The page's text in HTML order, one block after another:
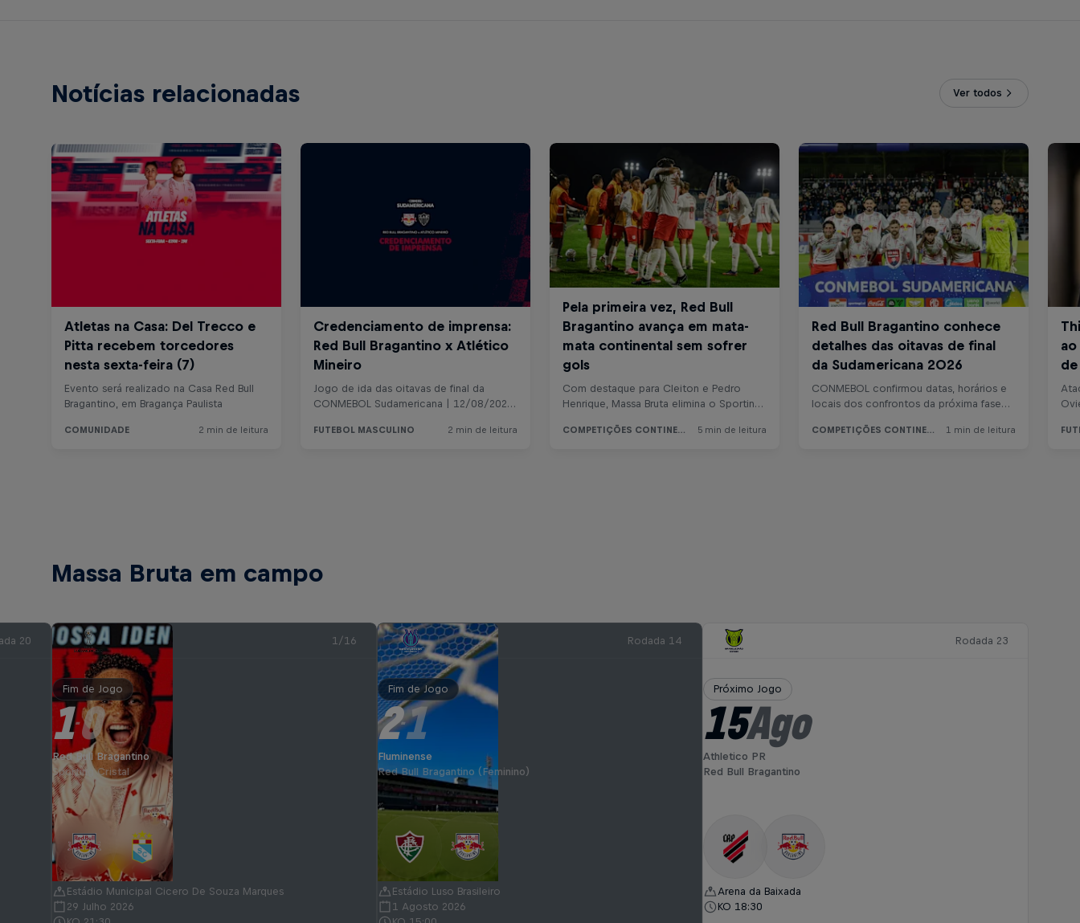
Notícias relacionadas Ver todos
Massa Bruta em campo
20 1/16
Fim de Jogo
1-0
Red Bull Bragantino
Sporting Cristal
Estádio Municipal Cicero De Souza Marques
29 Julho 2026
Rodada 14
Fim de Jogo
2-1
Fluminense
Red Bull Bragantino (Feminino)
Estádio Luso Brasileiro
1 Agosto 2026
Rodada 23
Próximo Jogo
15Ago
Athletico PR
Red Bull Bragantino
Arena da Baixada
KO 18:30